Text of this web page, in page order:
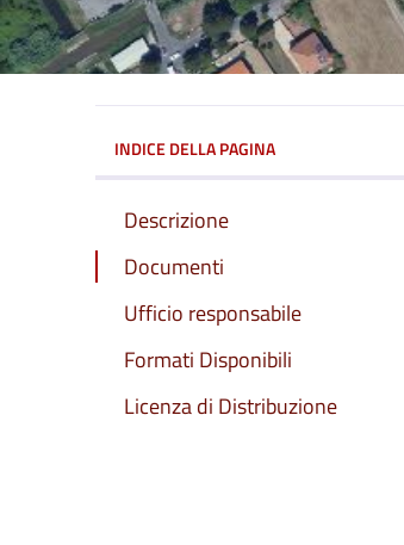
INDICE DELLA PAGINA
Descrizione
Documenti
Ufficio responsabile
Formati Disponibili
Licenza di Distribuzione